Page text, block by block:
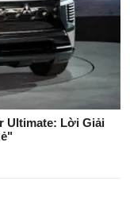
Ultimate: Lời Giải